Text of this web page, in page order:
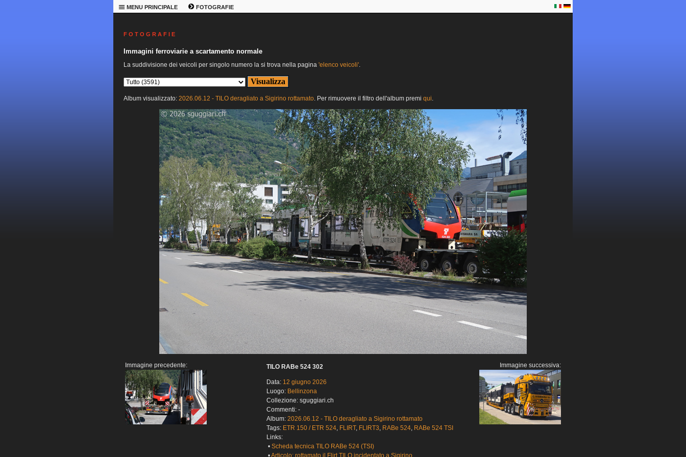
MENU PRINCIPALE FOTOGRAFIE
F O T O G R A F I E
Immagini ferroviarie a scartamento normale
La suddivisione dei veicoli per singolo numero la si trova nella pagina 'elenco veicoli'.
Album visualizzato: 2026.06.12 - TILO deragliato a Sigirino rottamato. Per rimuovere il filtro dell'album premi qui.
Immagine precedente: TILO RABe 524 302
Data: 12 giugno 2026
Luogo: Bellinzona
Collezione: sguggiari.ch
Commenti: -
Album: 2026.06.12 - TILO deragliato a Sigirino rottamato
Tags: ETR 150 / ETR 524, FLIRT, FLIRT3, RABe 524, RABe 524 TSI
Links:
• Scheda tecnica TILO RABe 524 (TSI)
Immagine successiva: